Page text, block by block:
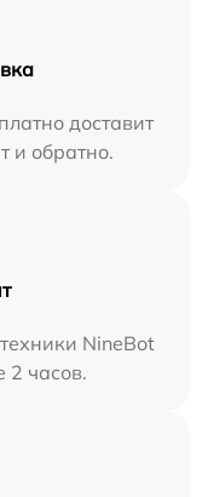
доставит
и обратно.
NineBot
2 часов.